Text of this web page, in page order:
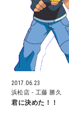
快適な室
生涯続く
ラインナップ
2017.06.23
浜松店 - 工藤 勝久
君に決めた！！